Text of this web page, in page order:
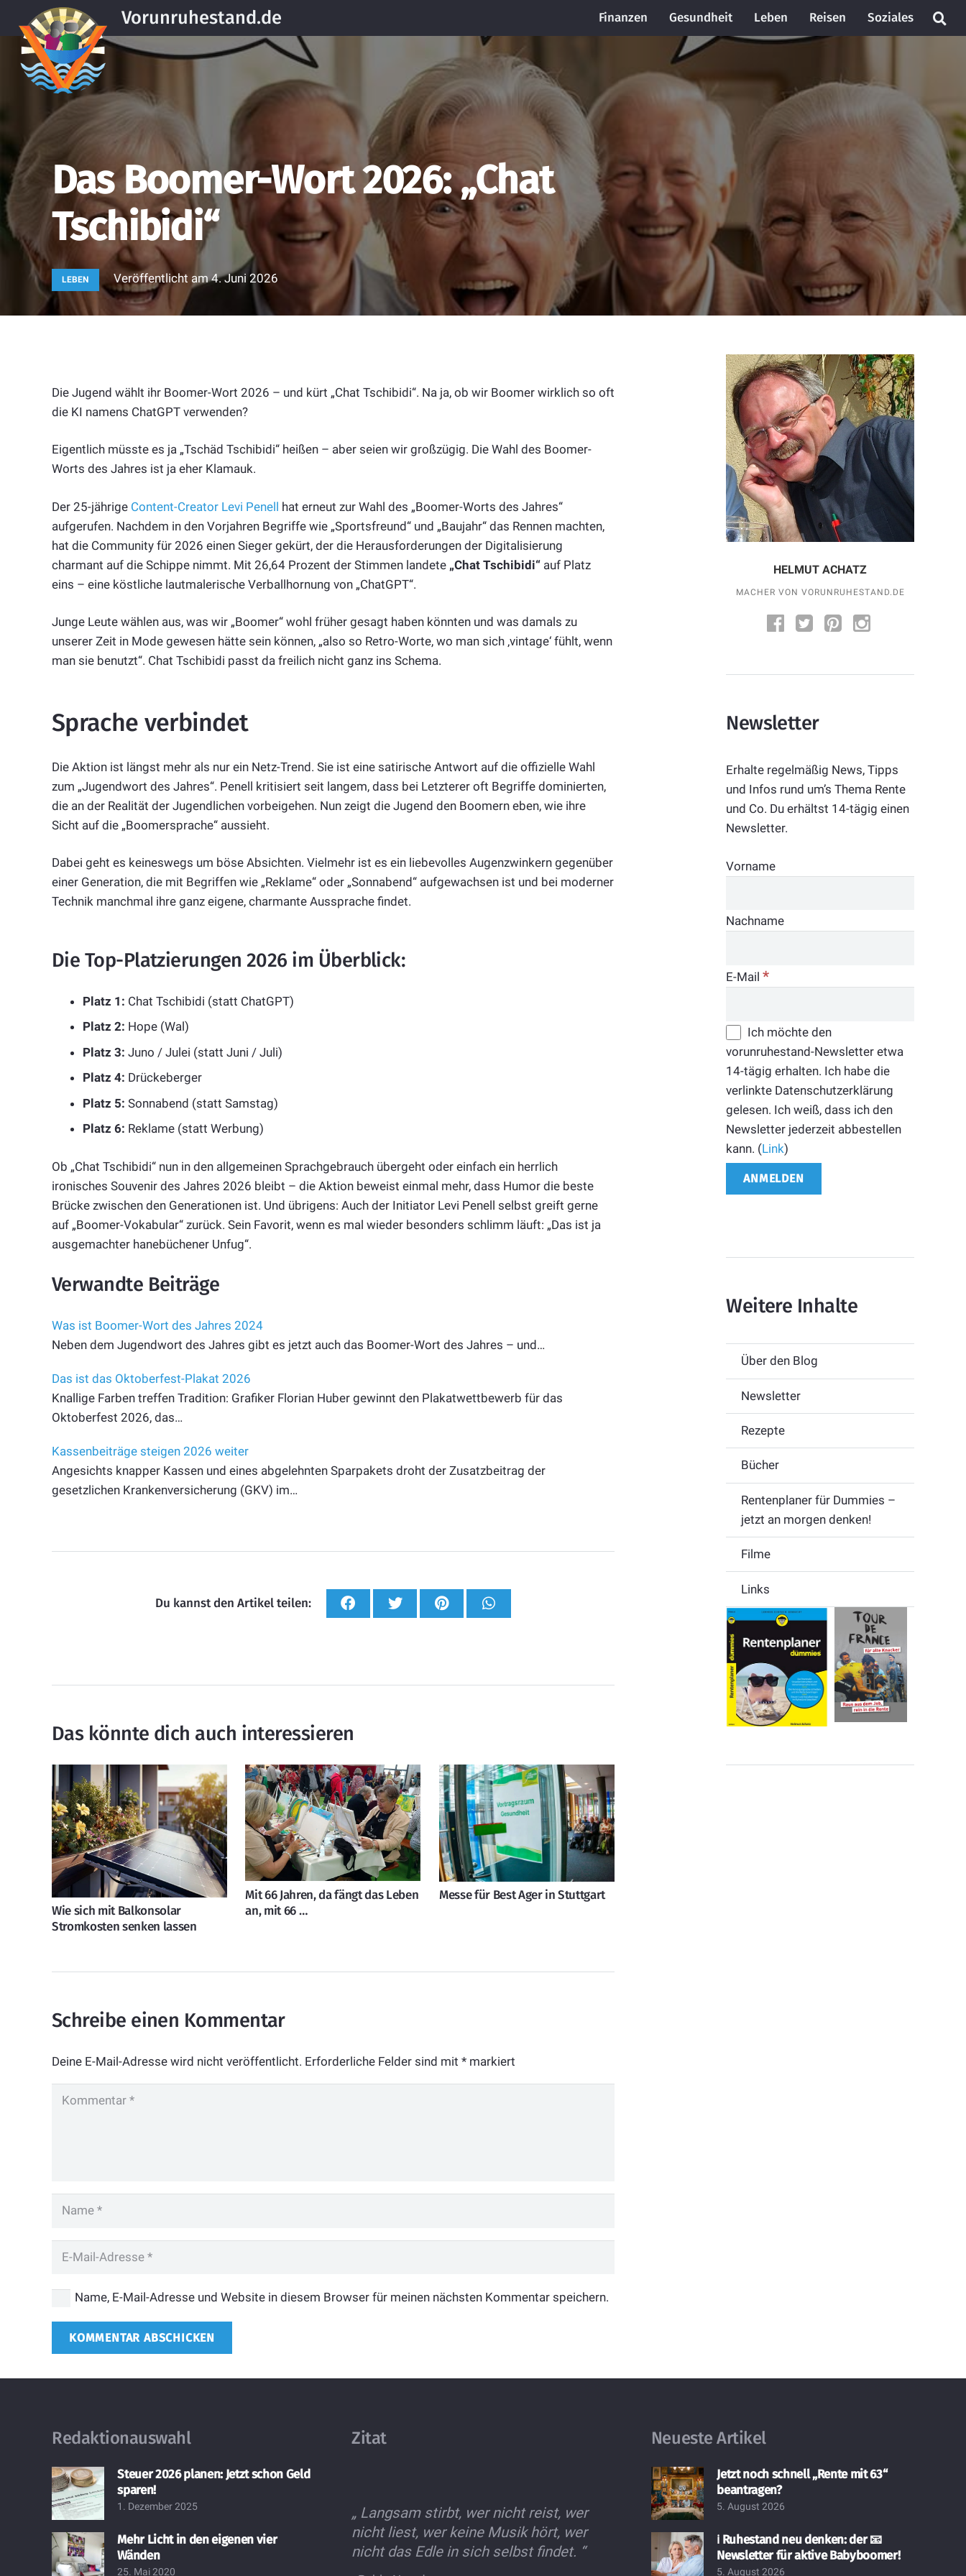
Vorunruhestand.de Finanzen Gesundheit Leben Reisen Soziales
Das Boomer-Wort 2026: „Chat
Tschibidi“
LEBEN Veröffentlicht am4. Juni 2026
Die Jugend wählt ihr Boomer-Wort 2026 – und kürt „Chat Tschibidi“. Na ja, ob wir Boomer wirklich so oft
die KI namens ChatGPT verwenden?
Eigentlich müsste es ja „Tschäd Tschibidi“ heißen – aber seien wir großzügig. Die Wahl des Boomer-
Worts des Jahres ist ja eher Klamauk.
Der 25-jährige Content-Creator Levi Penell hat erneut zur Wahl des „Boomer-Worts des Jahres“
aufgerufen. Nachdem in den Vorjahren Begriffe wie „Sportsfreund“ und „Baujahr“ das Rennen machten,
hat die Community für 2026 einen Sieger gekürt, der die Herausforderungen der Digitalisierung
charmant auf die Schippe nimmt. Mit 26,64 Prozent der Stimmen landete „Chat Tschibidi“ auf Platz
eins – eine köstliche lautmalerische Verballhornung von „ChatGPT“.
Junge Leute wählen aus, was wir „Boomer“ wohl früher gesagt haben könnten und was damals zu
unserer Zeit in Mode gewesen hätte sein können, „also so Retro-Worte, wo man sich ‚vintage‘ fühlt, wenn
man sie benutzt“. Chat Tschibidi passt da freilich nicht ganz ins Schema.
Sprache verbindet
Die Aktion ist längst mehr als nur ein Netz-Trend. Sie ist eine satirische Antwort auf die offizielle Wahl
zum „Jugendwort des Jahres“. Penell kritisiert seit langem, dass bei Letzterer oft Begriffe dominierten,
die an der Realität der Jugendlichen vorbeigehen. Nun zeigt die Jugend den Boomern eben, wie ihre
Sicht auf die „Boomersprache“ aussieht.
Dabei geht es keineswegs um böse Absichten. Vielmehr ist es ein liebevolles Augenzwinkern gegenüber
einer Generation, die mit Begriffen wie „Reklame“ oder „Sonnabend“ aufgewachsen ist und bei moderner
Technik manchmal ihre ganz eigene, charmante Aussprache findet.
Die Top-Platzierungen 2026 im Überblick:
Platz 1: Chat Tschibidi (statt ChatGPT)
Platz 2: Hope (Wal)
Platz 3: Juno / Julei (statt Juni / Juli)
Platz 4: Drückeberger
Platz 5: Sonnabend (statt Samstag)
Platz 6: Reklame (statt Werbung)
Ob „Chat Tschibidi“ nun in den allgemeinen Sprachgebrauch übergeht oder einfach ein herrlich
ironisches Souvenir des Jahres 2026 bleibt – die Aktion beweist einmal mehr, dass Humor die beste
Brücke zwischen den Generationen ist. Und übrigens: Auch der Initiator Levi Penell selbst greift gerne
auf „Boomer-Vokabular“ zurück. Sein Favorit, wenn es mal wieder besonders schlimm läuft: „Das ist ja
ausgemachter hanebüchener Unfug“.
Verwandte Beiträge
Was ist Boomer-Wort des Jahres 2024
Neben dem Jugendwort des Jahres gibt es jetzt auch das Boomer-Wort des Jahres – und…
Das ist das Oktoberfest-Plakat 2026
Knallige Farben treffen Tradition: Grafiker Florian Huber gewinnt den Plakatwettbewerb für das
Oktoberfest 2026, das…
Kassenbeiträge steigen 2026 weiter
Angesichts knapper Kassen und eines abgelehnten Sparpakets droht der Zusatzbeitrag der
gesetzlichen Krankenversicherung (GKV) im…
Du kannst den Artikel teilen:
Das könnte dich auch interessieren
Wie sich mit Balkonsolar
Stromkosten senken lassen
Mit 66 Jahren, da fängt das Leben
an, mit 66 …
Messe für Best Ager in Stuttgart
Schreibe einen Kommentar
Deine E-Mail-Adresse wird nicht veröffentlicht. Erforderliche Felder sind mit * markiert
Name, E-Mail-Adresse und Website in diesem Browser für meinen nächsten Kommentar speichern.
KOMMENTAR ABSCHICKEN
HELMUT ACHATZ
MACHER VON VORUNRUHESTAND.DE
Newsletter
Erhalte regelmäßig News, Tipps
und Infos rund um’s Thema Rente
und Co. Du erhältst 14-tägig einen
Newsletter.
Vorname
Nachname
E-Mail*
Ich möchte den
vorunruhestand-Newsletter etwa
14-tägig erhalten. Ich habe die
verlinkte Datenschutzerklärung
gelesen. Ich weiß, dass ich den
Newsletter jederzeit abbestellen
kann. (Link)
Weitere Inhalte
Über den Blog
Newsletter
Rezepte
Bücher
Rentenplaner für Dummies –
jetzt an morgen denken!
Filme
Links
Redaktionauswahl
Steuer 2026 planen: Jetzt schon Geld
sparen!
1. Dezember 2025
Mehr Licht in den eigenen vier
Wänden
25. Mai 2020
Zitat
„ Langsam stirbt, wer nicht reist, wer
nicht liest, wer keine Musik hört, wer
nicht das Edle in sich selbst findet. “
Neueste Artikel
Jetzt noch schnell „Rente mit 63“
beantragen?
5. August 2026
ℹ️ Ruhestand neu denken: der 📧
Newsletter für aktive Babyboomer!
5. August 2026